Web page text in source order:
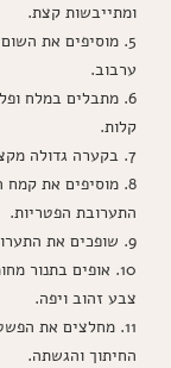
ומתייבשות קצת.
5. מוסיפים את
ערבוב.
6. מתבלים במלח
קלות.
7. בקערה גדולה מקציפים את הביצים עם השמנת החמוצה.
8. מוסיפים את
התערובת הפטריות.
9. שופכים את התערובת לתבנית הפשטידה ומיישרים בעזרת כף.
צבע זהוב ויפה.
11. מחלצים את
החיתוך והגשתה.